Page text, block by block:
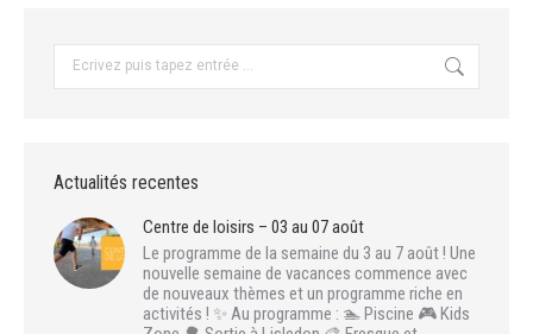
Actualités recentes
Centre de loisirs – 03 au 07 août
Le programme de la semaine du 3 au 7 août ! Une
nouvelle semaine de vacances commence avec
de nouveaux thèmes et un programme riche en
activités ! ✨ Au programme : 🏊 Piscine 🎮 Kids